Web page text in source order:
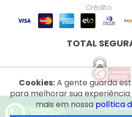
Crédito
TOTAL
Cookies:A gente guarda
para melhorar sua
mais em nossapolítica
© 2026 RC